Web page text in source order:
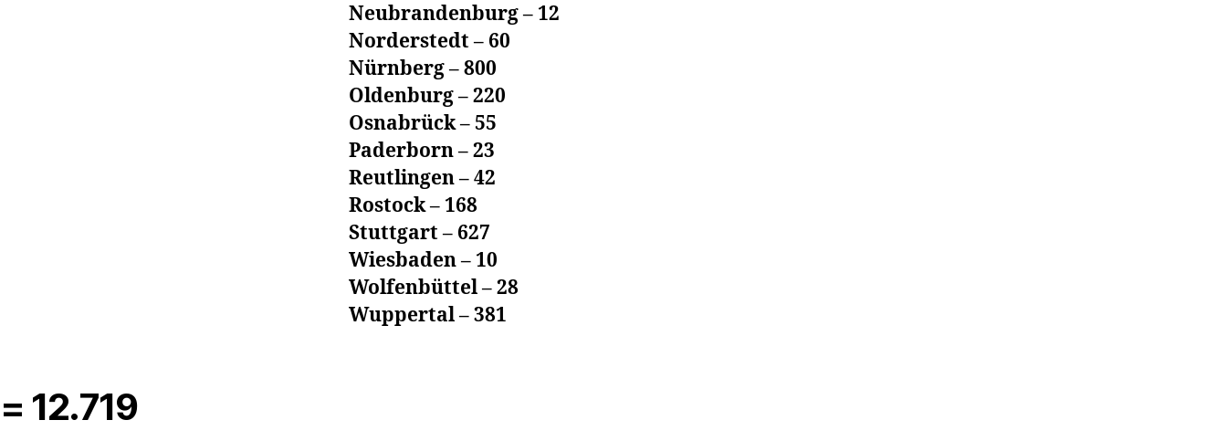
Neubrandenburg – 12
Norderstedt – 60
Nürnberg – 800
Oldenburg – 220
Osnabrück – 55
Paderborn – 23
Reutlingen – 42
Rostock – 168
Stuttgart – 627
Wiesbaden – 10
Wolfenbüttel – 28
Wuppertal – 381
= 12.719